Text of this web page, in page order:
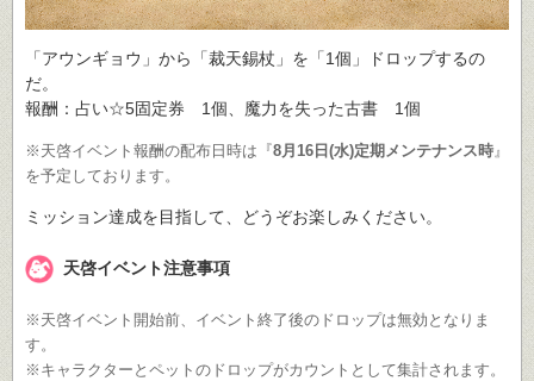
「アウンギョウ」から「裁天錫杖」を「1個」ドロップするの
だ。
報酬：占い☆5固定券 1個、魔力を失った古書 1個
※天啓イベント報酬の配布日時は『8月16日(水)定期メンテナンス時』
を予定しております。
ミッション達成を目指して、どうぞお楽しみください。
天啓イベント注意事項
※天啓イベント開始前、イベント終了後のドロップは無効となりま
す。
※キャラクターとペットのドロップがカウントとして集計されます。